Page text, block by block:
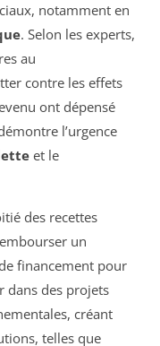
notamment en
. Selon les experts,
au
contre les effets
ont dépensé
l’urgence
et le
des recettes
un
financement pour
dans des projets
créant
telles que